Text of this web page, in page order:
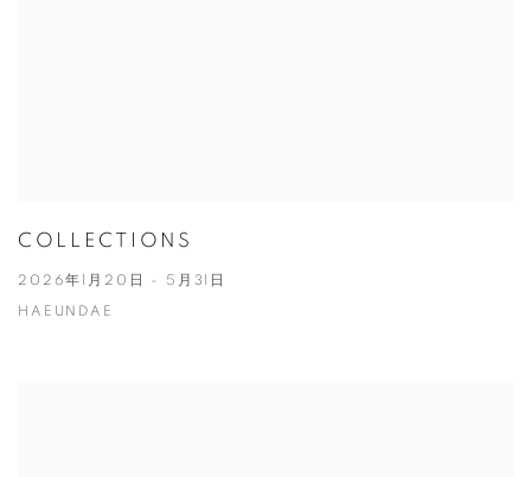
COLLECTIONS
2026年1月20日 - 5月31日
HAEUNDAE